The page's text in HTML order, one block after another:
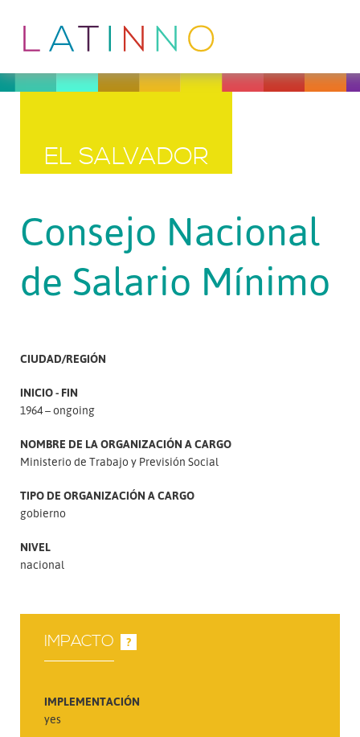
EL SALVADOR
Consejo Nacional
de Salario Mínimo
CIUDAD/REGIÓN
INICIO - FIN
1964 – ongoing
NOMBRE DE LA ORGANIZACIÓN A CARGO
Ministerio de Trabajo y Previsión Social
TIPO DE ORGANIZACIÓN A CARGO
gobierno
NIVEL
nacional
IMPACTO ?
IMPLEMENTACIÓN
yes